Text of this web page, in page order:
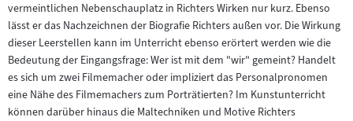
vermeintlichen Nebenschauplatz in Richters Wirken nur kurz. Ebenso
lässt er das Nachzeichnen der Biografie Richters außen vor. Die Wirkung
dieser Leerstellen kann im Unterricht ebenso erörtert werden wie die
Bedeutung der Eingangsfrage: Wer ist mit dem "wir" gemeint? Handelt
es sich um zwei Filmemacher oder impliziert das Personalpronomen
eine Nähe des Filmemachers zum Porträtierten? Im Kunstunterricht
können darüber hinaus die Maltechniken und Motive Richters